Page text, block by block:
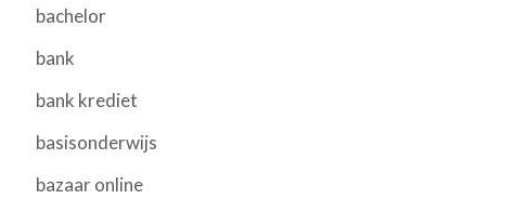
bachelor
bank
bank krediet
basisonderwijs
bazaar online